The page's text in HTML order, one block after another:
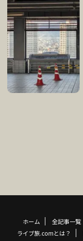
ホーム 全記事一覧
ライブ旅.comとは？